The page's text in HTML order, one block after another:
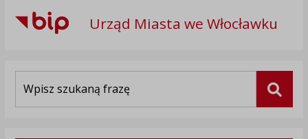
Urząd Miasta we Włocławku